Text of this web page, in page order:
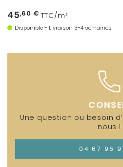
45,60 € TTC/m²
Disponible - Livraison 3-4 semaines
Une question ou besoin
nous !
04 67 96